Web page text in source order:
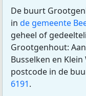
De buurt
in de gemeente
geheel of
Grootgenhout:
Busselken en
postcode in de
6191.